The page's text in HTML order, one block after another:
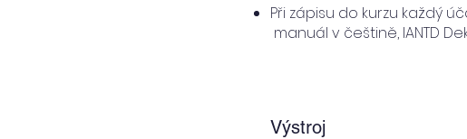
Při zápisu do kurzu každý
manuál v češtině, IANTD
Výstroj